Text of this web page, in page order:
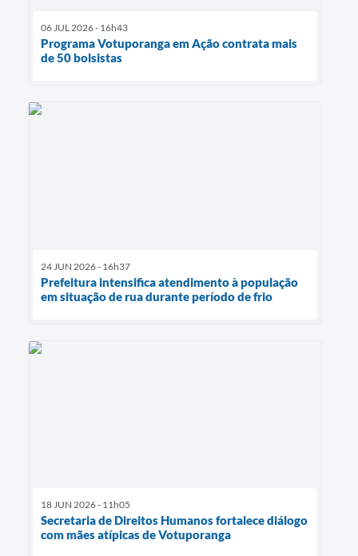
06 JUL 2026 - 16h43
Programa Votuporanga em Ação contrata mais
de 50 bolsistas
24 JUN 2026 - 16h37
Prefeitura intensifica atendimento à população
em situação de rua durante período de frio
18 JUN 2026 - 11h05
Secretaria de Direitos Humanos fortalece diálogo
com mães atípicas de Votuporanga